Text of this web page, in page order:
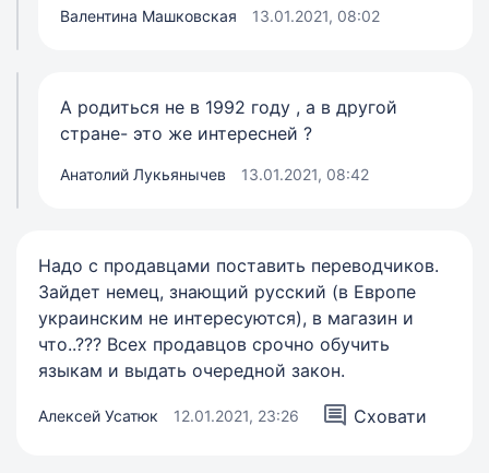
Валентина Машковская 13.01.2021, 08:02
А родиться не в 1992 году , а в другой
стране- это же интересней ?
Анатолий Лукьянычев 13.01.2021, 08:42
Надо с продавцами поставить переводчиков.
Зайдет немец, знающий русский (в Европе
украинским не интересуются), в магазин и
что..??? Всех продавцов срочно обучить
языкам и выдать очередной закон.
Алексей Усатюк 12.01.2021, 23:26 Сховати